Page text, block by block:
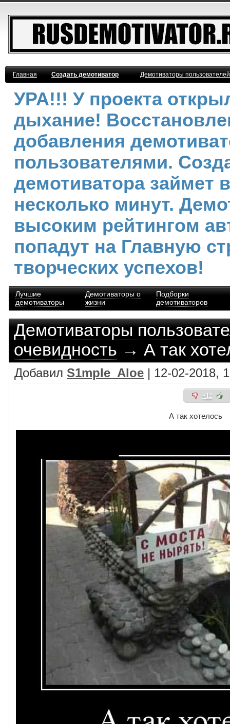
Главная Создать демотиватор Демотиваторы
УРА!!! У проекта
дыхание!
добавления
пользователями.
демотиватора займет
несколько минут.
высоким рейтингом
попадут на Главную
творческих успехов!
Лучшие
демотиваторы
Демотиваторы о
жизни
Подборки
демотиваторов
Демотиваторы
очевидность → А так
Добавил S1mple_Aloe | 12-02-2018,
+12
А так хотелось